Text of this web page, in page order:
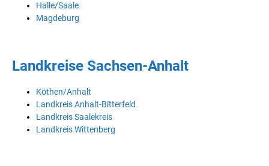
Halle/Saale
Magdeburg
Landkreise Sachsen-Anhalt
Köthen/Anhalt
Landkreis Anhalt-Bitterfeld
Landkreis Saalekreis
Landkreis Wittenberg